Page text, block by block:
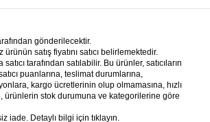
gönderilecektir.
satış fiyatını satıcı belirlemektedir.
tarafından satılabilir. Bu ürünler, satıcıların
puanlarına, teslimat durumlarına,
kargo ücretlerinin olup olmamasına, hızlı
ürünlerin stok durumuna ve kategorilerine göre
iade. Detaylı bilgi için tıklayın.